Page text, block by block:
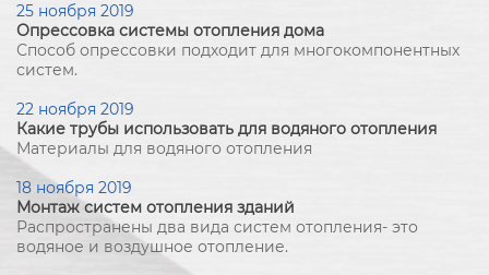
25 ноября 2019
Опрессовка системы отопления дома
Способ опрессовки подходит для многокомпонентных
систем.
22 ноября 2019
Какие трубы использовать для водяного отопления
Материалы для водяного отопления
18 ноября 2019
Монтаж систем отопления зданий
Распространены два вида систем отопления- это
водяное и воздушное отопление.